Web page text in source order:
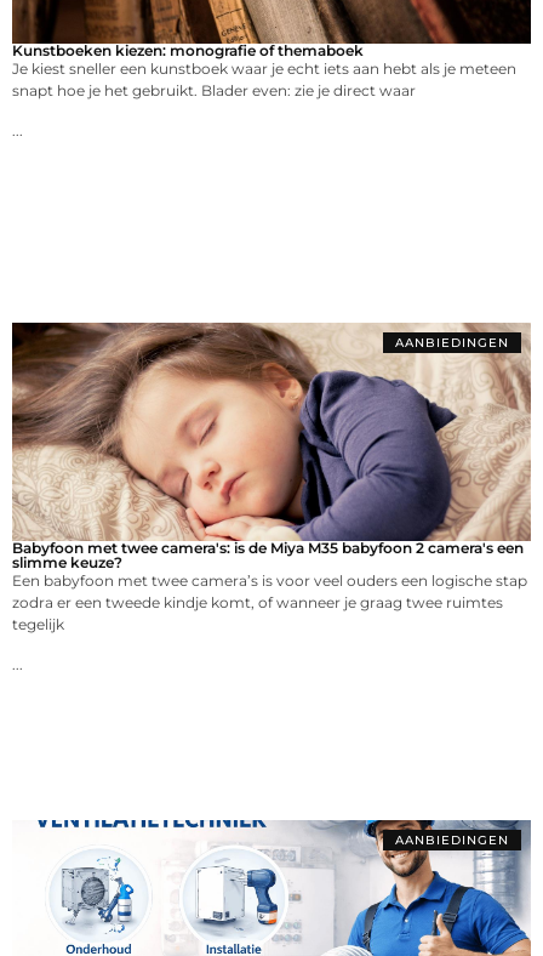
Kunstboeken kiezen: monografie of themaboek
Je kiest sneller een kunstboek waar je echt iets aan hebt als je meteen
snapt hoe je het gebruikt. Blader even: zie je direct waar
AANBIEDINGEN
Babyfoon met twee camera's: is de Miya M35 babyfoon 2 camera's een
slimme keuze?
Een babyfoon met twee camera’s is voor veel ouders een logische stap
zodra er een tweede kindje komt, of wanneer je graag twee ruimtes
tegelijk
AANBIEDINGEN